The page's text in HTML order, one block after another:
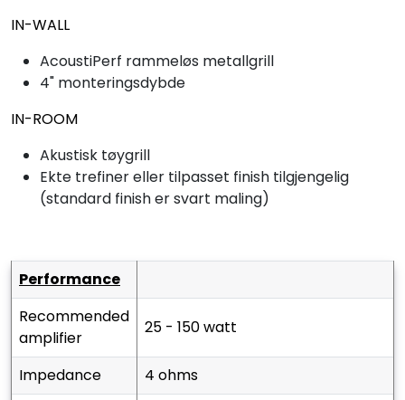
IN-WALL
AcoustiPerf rammeløs metallgrill
4" monteringsdybde
IN-ROOM
Akustisk tøygrill
Ekte trefiner eller tilpasset finish tilgjengelig
(standard finish er svart maling)
performance
recommended
amplifier
25 - 150 watt
impedance
4 ohms